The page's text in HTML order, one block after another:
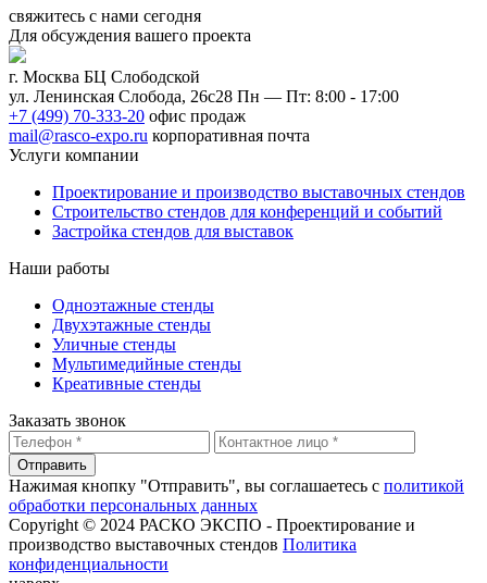
свяжитесь с нами сегодня
Для обсуждения вашего проекта
г. Москва БЦ Слободской
ул. Ленинская Слобода, 26с28 Пн — Пт: 8:00 - 17:00
+7 (499) 70-333-20 офис продаж
mail@rasco-expo.ru корпоративная почта
Услуги компании
Проектирование и производство выставочных стендов
Строительство стендов для конференций и событий
Застройка стендов для выставок
Наши работы
Одноэтажные стенды
Двухэтажные стенды
Уличные стенды
Мультимедийные стенды
Креативные стенды
Заказать звонок
Отправить
Нажимая кнопку "Отправить", вы соглашаетесь с политикой
обработки персональных данных
Copyright © 2024 РАСКО ЭКСПО - Проектирование и
производство выставочных стендов Политика
конфиденциальности